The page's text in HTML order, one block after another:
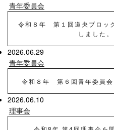
青年委員会
令和８年 第１回道央ブロッ
しました。
2026.06.29
青年委員会
令和８年 第６回青年委員会
2026.06.10
理事会